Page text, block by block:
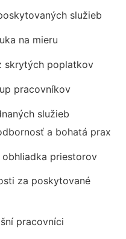
služieb
na mieru
skrytých poplatkov
pracovníkov
služieb
a bohatá prax
priestorov
za poskytované
pracovníci